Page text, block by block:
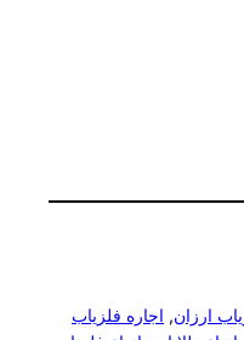
ارزان, اجاره فلزیاب